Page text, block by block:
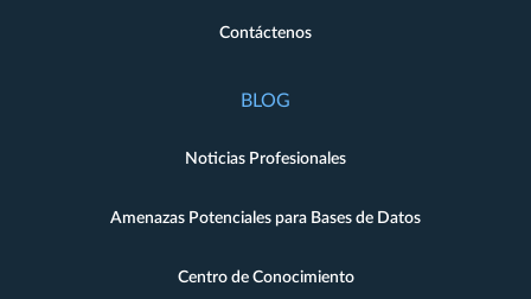
Contáctenos
BLOG
Noticias Profesionales
Amenazas Potenciales para Bases de Datos
Centro de Conocimiento